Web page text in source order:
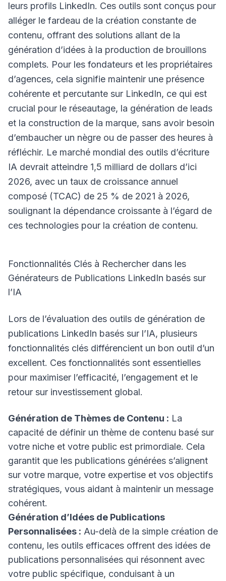
leurs profils LinkedIn. Ces outils sont conçus pour
alléger le fardeau de la création constante de
contenu, offrant des solutions allant de la
génération d’idées à la production de brouillons
complets. Pour les fondateurs et les propriétaires
d’agences, cela signifie maintenir une présence
cohérente et percutante sur LinkedIn, ce qui est
crucial pour le réseautage, la génération de leads
et la construction de la marque, sans avoir besoin
d’embaucher un nègre ou de passer des heures à
réfléchir. Le marché mondial des outils d’écriture
IA devrait atteindre 1,5 milliard de dollars d’ici
2026, avec un taux de croissance annuel
composé (TCAC) de 25 % de 2021 à 2026,
soulignant la dépendance croissante à l’égard de
ces technologies pour la création de contenu.
Fonctionnalités Clés à Rechercher dans les
Générateurs de Publications LinkedIn basés sur
l’IA
Lors de l’évaluation des outils de génération de
publications LinkedIn basés sur l’IA, plusieurs
fonctionnalités clés différencient un bon outil d’un
excellent. Ces fonctionnalités sont essentielles
pour maximiser l’efficacité, l’engagement et le
retour sur investissement global.
Génération de Thèmes de Contenu : La
capacité de définir un thème de contenu basé sur
votre niche et votre public est primordiale. Cela
garantit que les publications générées s’alignent
sur votre marque, votre expertise et vos objectifs
stratégiques, vous aidant à maintenir un message
cohérent.
Génération d’Idées de Publications
Personnalisées : Au-delà de la simple création de
contenu, les outils efficaces offrent des idées de
publications personnalisées qui résonnent avec
votre public spécifique, conduisant à un